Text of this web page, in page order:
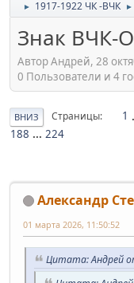
► 1917-1922 ЧК -ВЧК ►
Знак ВЧК-
Автор Андрей, 28
0 Пользователи и 4
ВНИЗ Страницы 1
188 ... 224
Александр
01 марта 2026, 11:50:52
Цитата: Андрей